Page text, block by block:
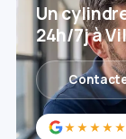
★★★★★
Un
24h/7j à